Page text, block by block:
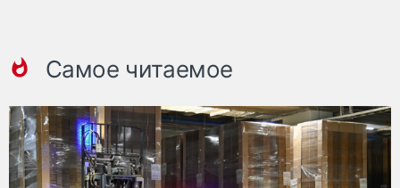
Самое читаемое